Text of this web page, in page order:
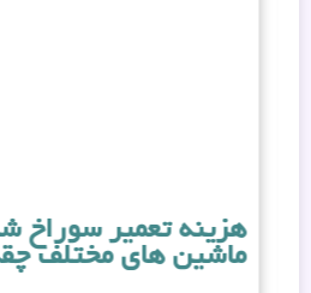
هزینه تعمیر سوراخ
ماشین های مختلف